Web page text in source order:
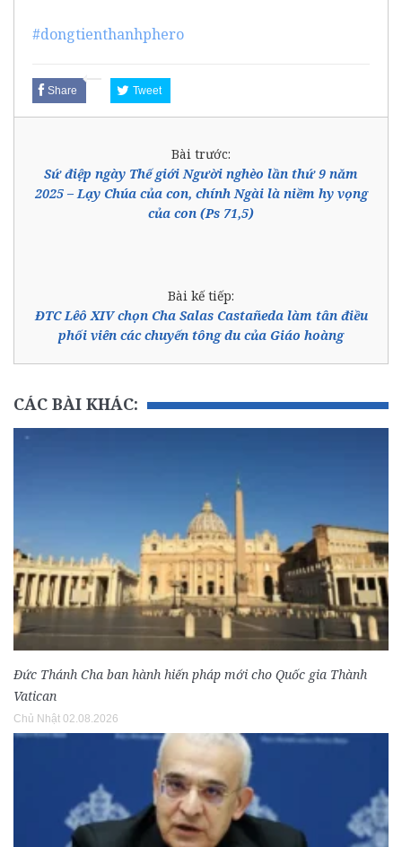
#dongtienthanhphero
Share Tweet
Bài trước:
Sứ điệp ngày Thế giới Người nghèo lần thứ 9 năm
2025 – Lạy Chúa của con, chính Ngài là niềm hy vọng
của con (Ps 71,5)
Bài kế tiếp:
ĐTC Lêô XIV chọn Cha Salas Castañeda làm tân điều
phối viên các chuyến tông du của Giáo hoàng
CÁC BÀI KHÁC:
Đức Thánh Cha ban hành hiến pháp mới cho Quốc gia Thành
Vatican
Chủ Nhật 02.08.2026